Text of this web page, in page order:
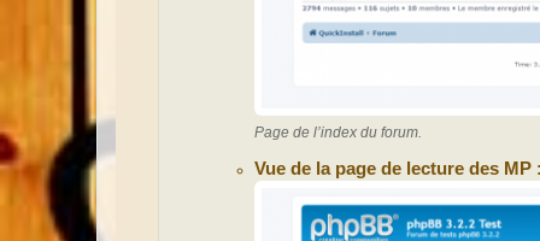
Page de l’index du forum.
Vue de la page de lecture des MP